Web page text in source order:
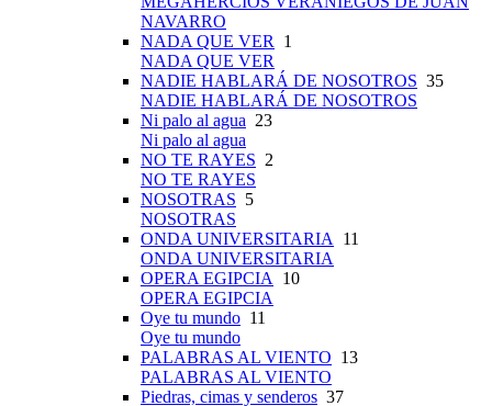
NAVARRO
NADA QUE VER
1
NADA QUE VER
NADIE HABLARÁ DE NOSOTROS 35
NADIE HABLARÁ DE NOSOTROS
Ni palo al agua 23
Ni palo al agua
NO TE RAYES 2
NO TE RAYES
NOSOTRAS 5
NOSOTRAS
ONDA UNIVERSITARIA
11
ONDA UNIVERSITARIA
OPERA EGIPCIA
10
OPERA EGIPCIA
Oye tu mundo 11
Oye tu mundo
PALABRAS AL VIENTO 13
PALABRAS AL VIENTO
Piedras, cimas y senderos 37